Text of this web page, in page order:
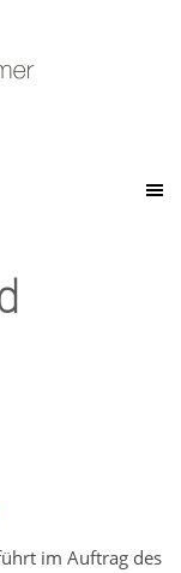
im Auftrag des